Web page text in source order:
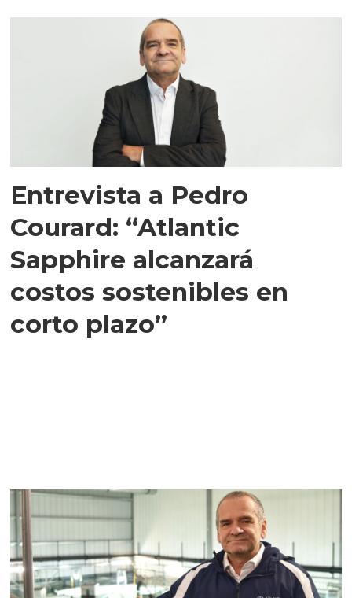
Entrevista a Pedro
Courard: “Atlantic
Sapphire alcanzará
costos sostenibles en
corto plazo”